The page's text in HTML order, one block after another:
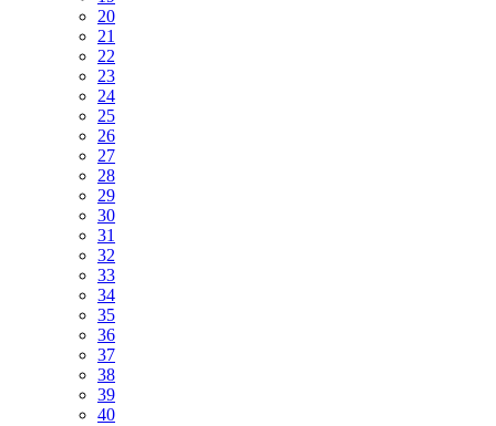
20
21
22
23
24
25
26
27
28
29
30
31
32
33
34
35
36
37
38
39
40